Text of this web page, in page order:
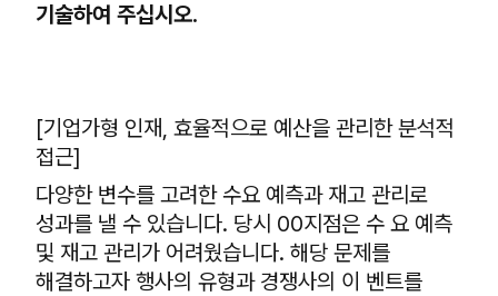
기술하여 주십시오.
[기업가형 인재, 효율적으로 예산을 관리한 분석적
접근]
다양한 변수를 고려한 수요 예측과 재고 관리로
성과를 낼 수 있습니다. 당시 00지점은 수 요 예측
및 재고 관리가 어려웠습니다. 해당 문제를
해결하고자 행사의 유형과 경쟁사의 이 벤트를